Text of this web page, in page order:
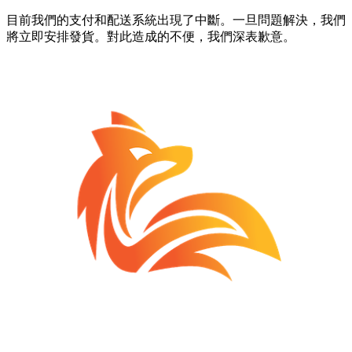
目前我們的支付和配送系統出現了中斷。一旦問題解決，我們
將立即安排發貨。對此造成的不便，我們深表歉意。